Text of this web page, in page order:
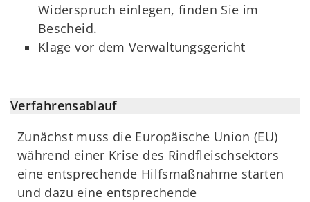
Widerspruch einlegen, finden Sie im
Bescheid.
Klage vor dem Verwaltungsgericht
Verfahrensablauf
Zunächst muss die Europäische Union (EU)
während einer Krise des Rindfleischsektors
eine entsprechende Hilfsmaßnahme starten
und dazu eine entsprechende